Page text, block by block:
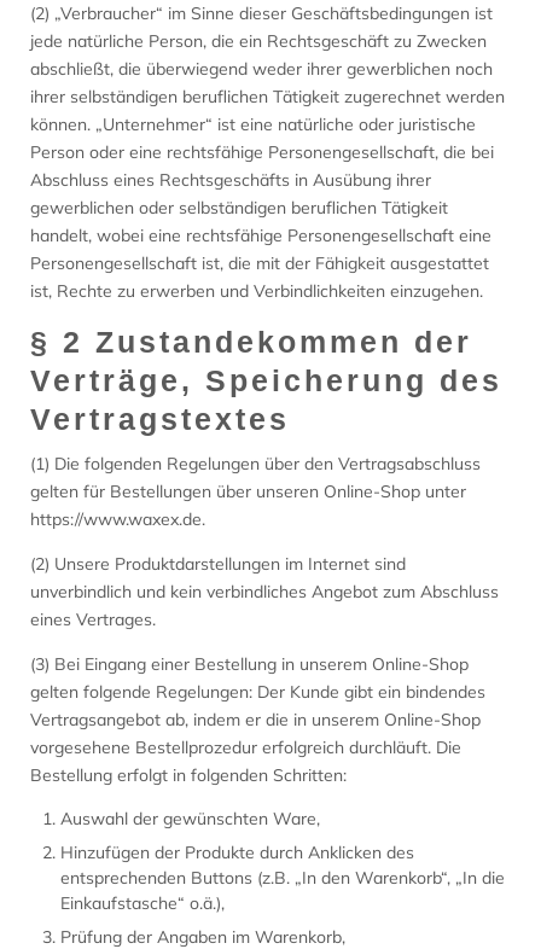
(2) „Verbraucher“ im Sinne dieser Geschäftsbedingungen ist
jede natürliche Person, die ein Rechtsgeschäft zu Zwecken
abschließt, die überwiegend weder ihrer gewerblichen noch
ihrer selbständigen beruflichen Tätigkeit zugerechnet werden
können. „Unternehmer“ ist eine natürliche oder juristische
Person oder eine rechtsfähige Personengesellschaft, die bei
Abschluss eines Rechtsgeschäfts in Ausübung ihrer
gewerblichen oder selbständigen beruflichen Tätigkeit
handelt, wobei eine rechtsfähige Personengesellschaft eine
Personengesellschaft ist, die mit der Fähigkeit ausgestattet
ist, Rechte zu erwerben und Verbindlichkeiten einzugehen.
§ 2 Zustandekommen der
Verträge, Speicherung des
Vertragstextes
(1) Die folgenden Regelungen über den Vertragsabschluss
gelten für Bestellungen über unseren Online-Shop unter
https://www.waxex.de.
(2) Unsere Produktdarstellungen im Internet sind
unverbindlich und kein verbindliches Angebot zum Abschluss
eines Vertrages.
(3) Bei Eingang einer Bestellung in unserem Online-Shop
gelten folgende Regelungen: Der Kunde gibt ein bindendes
Vertragsangebot ab, indem er die in unserem Online-Shop
vorgesehene Bestellprozedur erfolgreich durchläuft. Die
Bestellung erfolgt in folgenden Schritten:
Auswahl der gewünschten Ware,
Hinzufügen der Produkte durch Anklicken des
entsprechenden Buttons (z.B. „In den Warenkorb“, „In die
Einkaufstasche“ o.ä.),
Prüfung der Angaben im Warenkorb,